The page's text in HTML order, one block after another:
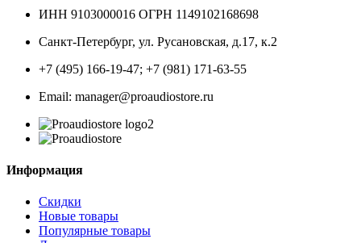
ИНН 9103000016 ОГРН 1149102168698
Санкт-Петербург, ул. Русановская, д.17, к.2
+7 (495) 166-19-47; +7 (981) 171-63-55
Email: manager@proaudiostore.ru
Информация
Скидки
Новые товары
Популярные товары